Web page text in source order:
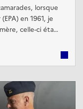
lorsque
en 1961, je
celle-ci étant
permanent